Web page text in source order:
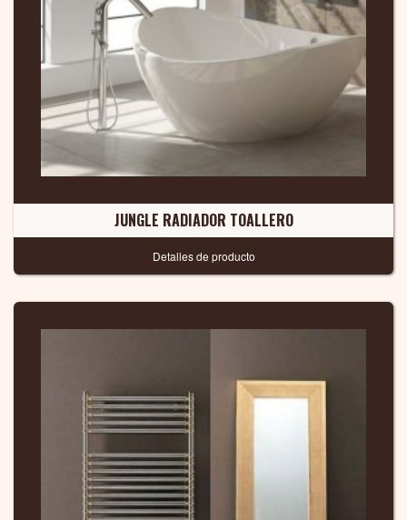
JUNGLE RADIADOR TOALLERO
Detalles de producto